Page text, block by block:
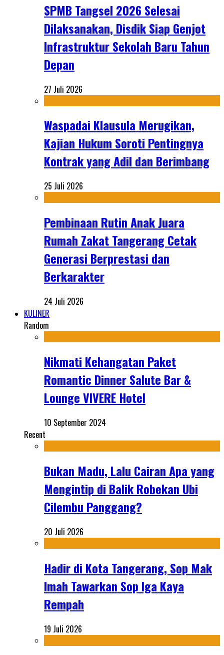
SPMB Tangsel 2026 Selesai
Dilaksanakan, Disdik Siap Genjot
Infrastruktur Sekolah Baru Tahun
Depan
27 Juli 2026
Waspadai Klausula Merugikan,
Kajian Hukum Soroti Pentingnya
Kontrak yang Adil dan Berimbang
25 Juli 2026
Pembinaan Rutin Anak Juara
Rumah Zakat Tangerang Cetak
Generasi Berprestasi dan
Berkarakter
24 Juli 2026
KULINER
Random
Nikmati Kehangatan Paket
Romantic Dinner Salute Bar &
Lounge VIVERE Hotel
10 September 2024
Recent
Bukan Madu, Lalu Cairan Apa yang
Mengintip di Balik Robekan Ubi
Cilembu Panggang?
20 Juli 2026
Hadir di Kota Tangerang, Sop Mak
Imah Tawarkan Sop Iga Kaya
Rempah
19 Juli 2026